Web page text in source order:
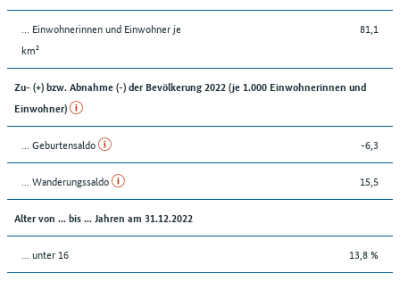
… Einwohnerinnen und Einwohner je
km²
81,1
Zu- (+) bzw. Abnahme (-) der Bevölkerung 2022 (je 1.000 Einwohnerinnen und
Einwohner)
... Geburtensaldo -6,3
... Wanderungssaldo 15,5
Alter von ... bis ... Jahren am 31.12.2022
... unter 16 13,8 %